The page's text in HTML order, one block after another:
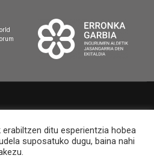
ditu esperientzia hobea
suposatuko dugu, baina nahi